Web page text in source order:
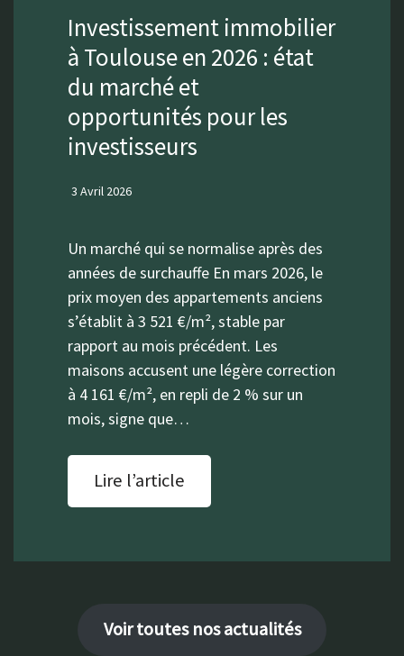
Investissement immobilier
à Toulouse en 2026 : état
du marché et
opportunités pour les
investisseurs
3 Avril 2026
Un marché qui se normalise après des
années de surchauffe En mars 2026, le
prix moyen des appartements anciens
s’établit à 3 521 €/m², stable par
rapport au mois précédent. Les
maisons accusent une légère correction
à 4 161 €/m², en repli de 2 % sur un
mois, signe que…
Lire l’article
Voir toutes nos actualités